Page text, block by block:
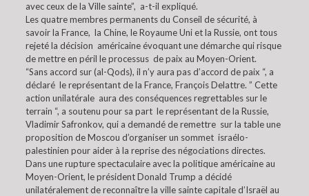
avec ceux de la Ville sainte”, a-t-il expliqué.
Les quatre membres permanents du Conseil de sécurité, à
savoir la France, la Chine, le Royaume Uni et la Russie, ont tous
rejeté la décision américaine évoquant une démarche qui risque
de mettre en péril le processus de paix au Moyen-Orient.
“Sans accord sur (al-Qods), il n’y aura pas d’accord de paix “, a
déclaré le représentant de la France, François Delattre. ” Cette
action unilatérale aura des conséquences regrettables sur le
terrain “, a soutenu pour sa part le représentant de la Russie,
Vladimir Safronkov, qui a demandé de remettre sur la table une
proposition de Moscou d’organiser un sommet israélo-
palestinien pour aider à la reprise des négociations directes.
Dans une rupture spectaculaire avec la politique américaine au
Moyen-Orient, le président Donald Trump a décidé
unilatéralement de reconnaître la ville sainte capitale d’Israël au